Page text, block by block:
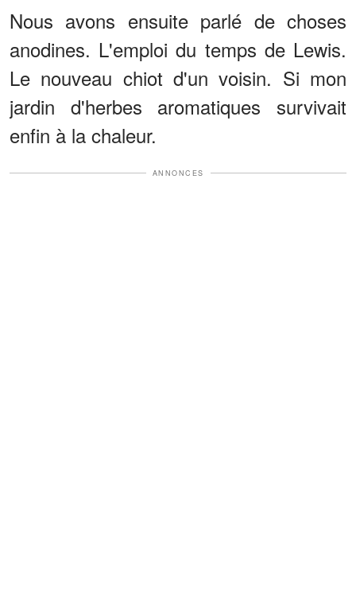
Nous avons ensuite parlé de choses
anodines. L'emploi du temps de Lewis.
Le nouveau chiot d'un voisin. Si mon
jardin d'herbes aromatiques survivait
enfin à la chaleur.
ANNONCES